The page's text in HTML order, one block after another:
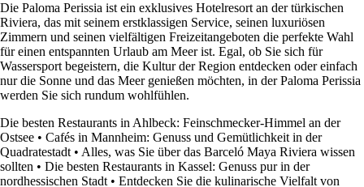
Die Paloma Perissia ist ein exklusives Hotelresort an der türkischen
Riviera, das mit seinem erstklassigen Service, seinen luxuriösen
Zimmern und seinen vielfältigen Freizeitangeboten die perfekte Wahl
für einen entspannten Urlaub am Meer ist. Egal, ob Sie sich für
Wassersport begeistern, die Kultur der Region entdecken oder einfach
nur die Sonne und das Meer genießen möchten, in der Paloma Perissia
werden Sie sich rundum wohlfühlen.
Die besten Restaurants in Ahlbeck: Feinschmecker-Himmel an der
Ostsee • Cafés in Mannheim: Genuss und Gemütlichkeit in der
Quadratestadt • Alles, was Sie über das Barceló Maya Riviera wissen
sollten • Die besten Restaurants in Kassel: Genuss pur in der
nordhessischen Stadt • Entdecken Sie die kulinarische Vielfalt von